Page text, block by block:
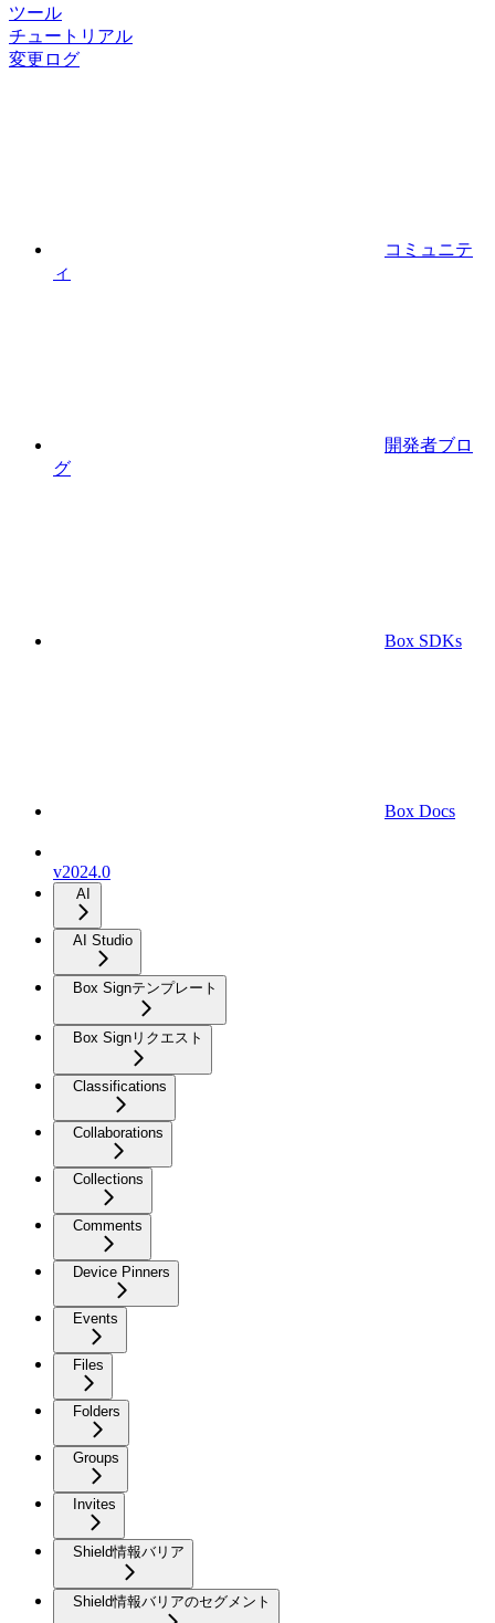
ツール
チュートリアル
変更ログ
コミュニテ
ィ
開発者ブロ
グ
Box SDKs
Box Docs
v2024.0
AI
AI Studio
Box Signテンプレート
Box Signリクエスト
Classifications
Collaborations
Collections
Comments
Device Pinners
Events
Files
Folders
Groups
Invites
Shield情報バリア
Shield情報バリアのセグメント